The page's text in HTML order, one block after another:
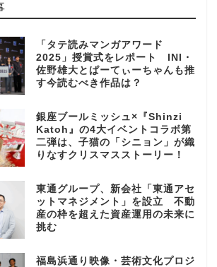
「タテ読みマンガアワード
2025」授賞式をレポート INI・
佐野雄大とぱーてぃーちゃんも推
す今読むべき作品は？
銀座ブールミッシュ×『Shinzi
Katoh』の4大イベントコラボ第
二弾は、子猫の「シニョン」が織
りなすクリスマスストーリー！
東通グループ、新会社「東通アセ
ットマネジメント」を設立 不動
産の枠を超えた資産運用の未来に
挑む
福島浜通り映像・芸術文化プロジ